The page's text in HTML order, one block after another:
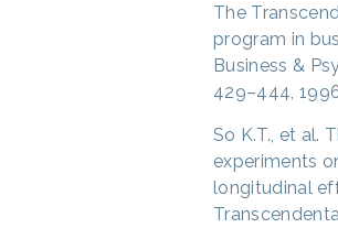
The
program in
Business &
429–444,
So K.T., et al.
experiments
longitudinal